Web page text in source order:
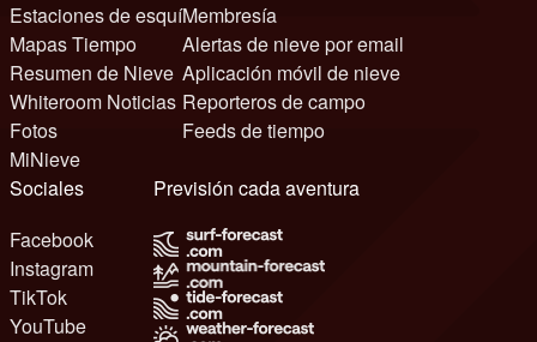
Estaciones de esquí
Mapas Tiempo
Resumen de Nieve
Whiteroom Noticias
Fotos
MiNieve
Membresía
Alertas de nieve por email
Aplicación móvil de nieve
Reporteros de campo
Feeds de tiempo
Sociales
Facebook
Instagram
TikTok
YouTube
Previsión cada aventura